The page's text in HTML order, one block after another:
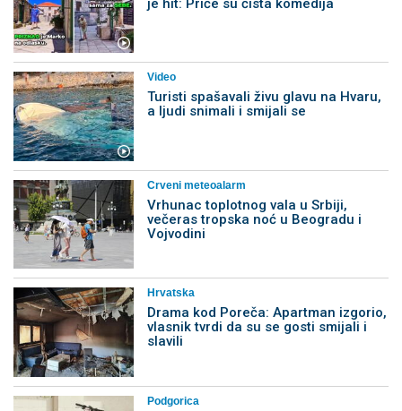
je hit: Priče su čista komedija
Video
Turisti spašavali živu glavu na Hvaru,
a ljudi snimali i smijali se
Crveni meteoalarm
Vrhunac toplotnog vala u Srbiji,
večeras tropska noć u Beogradu i
Vojvodini
Hrvatska
Drama kod Poreča: Apartman izgorio,
vlasnik tvrdi da su se gosti smijali i
slavili
Podgorica